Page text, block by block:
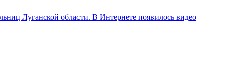
Луганской области. В Интернете появилось видео